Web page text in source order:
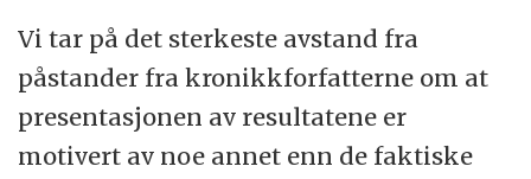
Vi tar på det sterkeste avstand fra
påstander fra kronikkforfatterne om at
presentasjonen av resultatene er
motivert av noe annet enn de faktiske